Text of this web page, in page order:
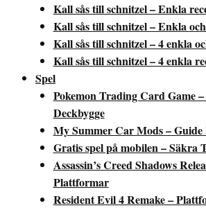
Kall sås till schnitzel – Enkla
Kall sås till schnitzel – Enkla
Kall sås till schnitzel – 4 enkla
Kall sås till schnitzel – 4 enkla
Spel
Pokemon Trading Card Game
Deckbygge
My Summer Car Mods –
Gratis spel på mobilen – Säkra
Assassin’s Creed Shadows
Plattformar
Resident Evil 4 Remake –